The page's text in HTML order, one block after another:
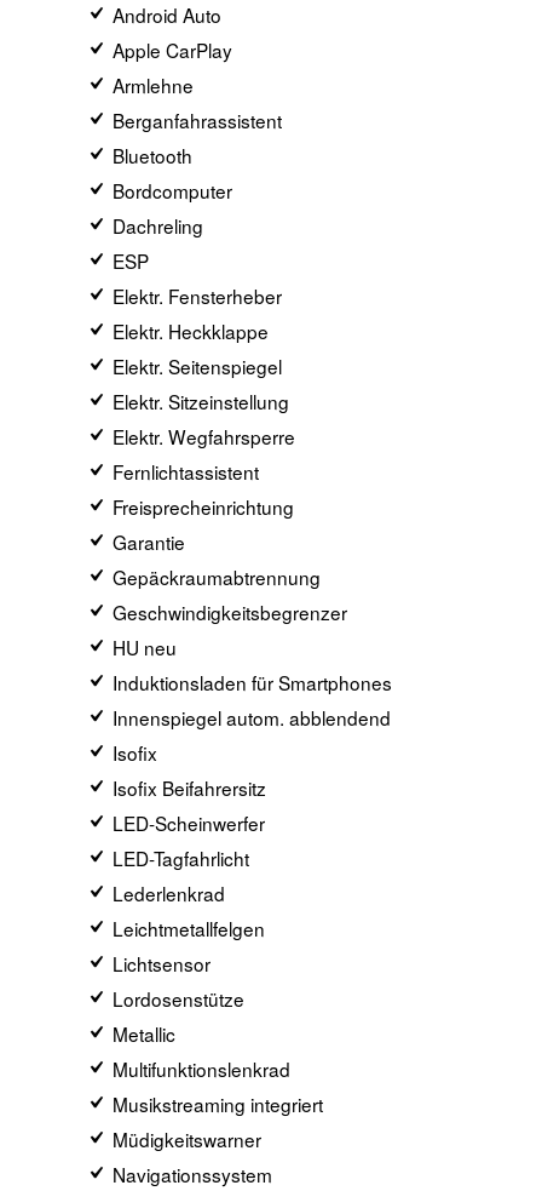
Android Auto
Apple CarPlay
Armlehne
Berganfahrassistent
Bluetooth
Bordcomputer
Dachreling
ESP
Elektr. Fensterheber
Elektr. Heckklappe
Elektr. Seitenspiegel
Elektr. Sitzeinstellung
Elektr. Wegfahrsperre
Fernlichtassistent
Freisprecheinrichtung
Garantie
Gepäckraumabtrennung
Geschwindigkeitsbegrenzer
HU neu
Induktionsladen für Smartphones
Innenspiegel autom. abblendend
Isofix
Isofix Beifahrersitz
LED-Scheinwerfer
LED-Tagfahrlicht
Lederlenkrad
Leichtmetallfelgen
Lichtsensor
Lordosenstütze
Metallic
Multifunktionslenkrad
Musikstreaming integriert
Müdigkeitswarner
Navigationssystem